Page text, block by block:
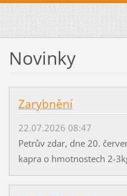
Novinky
Zarybnění
22.07.2026 08:47
Petrův zdar, dne 20.
kapra o hmotnostech 2-